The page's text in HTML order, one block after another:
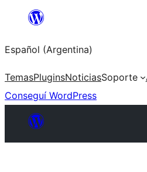
Saltar
contenido
Español (Argentina)
TemasPluginsNoticiasSoporte
Conseguí WordPress